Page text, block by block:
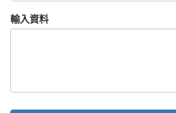
輸入資料